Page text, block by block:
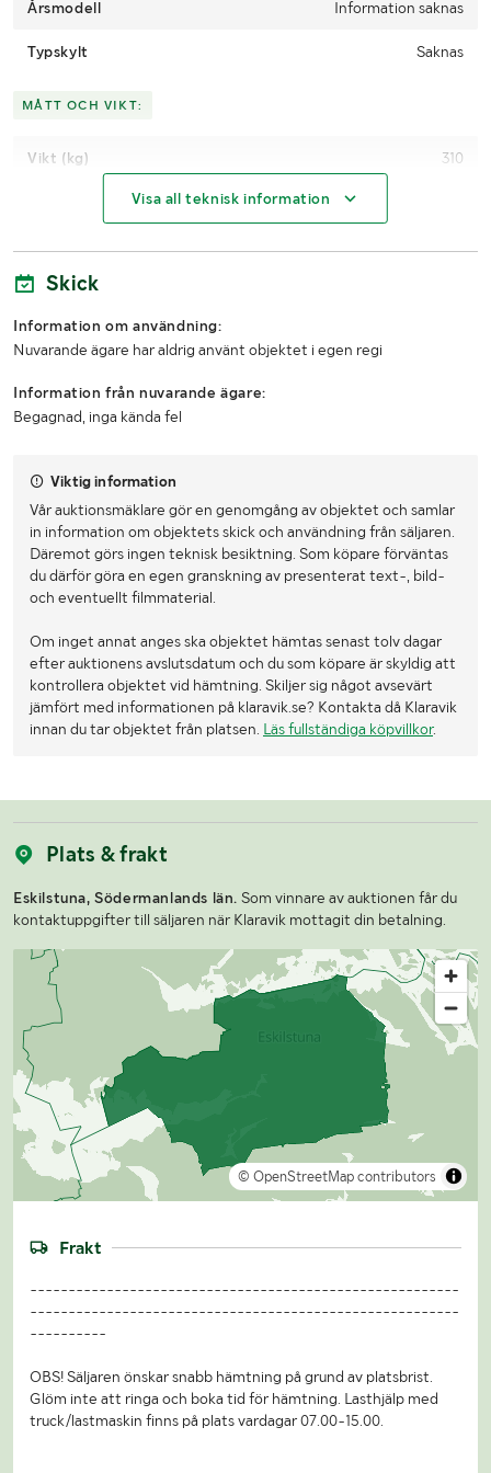
För prisförslag använd formuläret "Fraktförfrågan" som finns
--------------------------------------------------------
Årsmodell Information saknas
Typskylt Saknas
MÅTT OCH VIKT:
Vikt (kg) 310
Höjd
LASTHJÄLPSINFORMATION:
Lasthjälp med
Visa all teknisk information
Skick
Information om användning:
Nuvarande ägare har aldrig använt objektet i egen regi
Information från nuvarande ägare:
Begagnad, inga kända fel
Viktig information
Vår auktionsmäklare gör en genomgång av objektet och samlar
in information om objektets skick och användning från säljaren.
Däremot görs ingen teknisk besiktning. Som köpare förväntas
du därför göra en egen granskning av presenterat text-, bild-
och eventuellt filmmaterial.
Om inget annat anges ska objektet hämtas senast tolv dagar
efter auktionens avslutsdatum och du som köpare är skyldig att
kontrollera objektet vid hämtning. Skiljer sig något avsevärt
jämfört med informationen på klaravik.se? Kontakta då Klaravik
innan du tar objektet från platsen. Läs fullständiga köpvillkor.
Plats & frakt
Eskilstuna, Södermanlands län. Som vinnare av auktionen får du
kontaktuppgifter till säljaren när Klaravik mottagit din betalning.
© OpenStreetMap contributors
Frakt
--------------------------------------------------------
--------------------------------------------------------
----------
OBS! Säljaren önskar snabb hämtning på grund av platsbrist.
Glöm inte att ringa och boka tid för hämtning. Lasthjälp med
truck/lastmaskin finns på plats vardagar 07.00-15.00.